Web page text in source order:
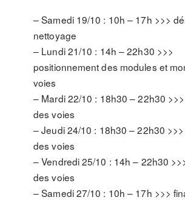
– Samedi 19/10 : 10h – 17h >>>
nettoyage
– Lundi 21/10 : 14h – 22h30 >>>
positionnement des modules et
voies
– Mardi 22/10 : 18h30 – 22h30
des voies
– Jeudi 24/10 : 18h30 – 22h30
des voies
– Vendredi 25/10 : 14h – 22h30
des voies
– Samedi 27/10 : 10h – 17h >>>